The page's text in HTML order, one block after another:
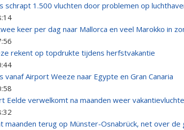
schrapt 1.500 vluchten door problemen op
keer per dag naar Mallorca en veel Marokko in
rekent op topdrukte tijdens herfstvakantie
vanaf Airport Weeze naar Egypte en Gran Canaria
Eelde verwelkomt na maanden weer
maanden terug op Münster-Osnabrück, net over de